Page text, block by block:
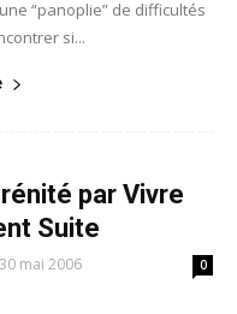
“panoplie” de difficultés
si...
par Vivre
Suite
30 mai 2006 0